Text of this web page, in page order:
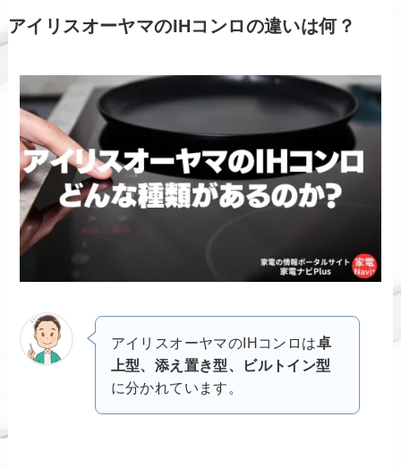
アイリスオーヤマのIHコンロの違いは何？
アイリスオーヤマのIHコンロは卓
上型、添え置き型、ビルトイン型
に分かれています。